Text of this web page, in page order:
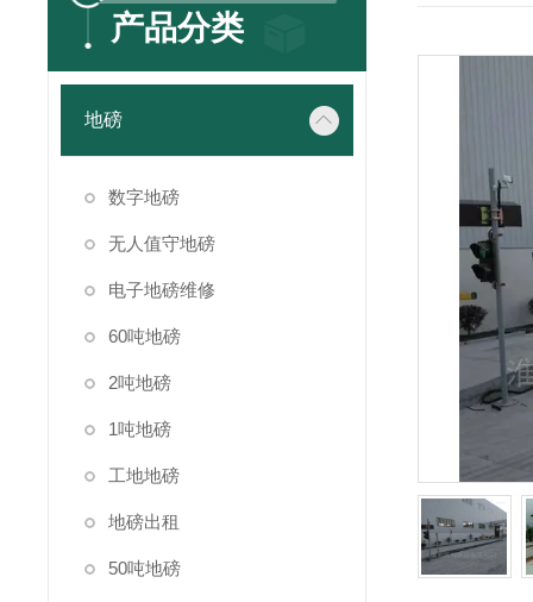
产品分类
地磅
数字地磅
无人值守地磅
电子地磅维修
60吨地磅
2吨地磅
1吨地磅
工地地磅
地磅出租
50吨地磅